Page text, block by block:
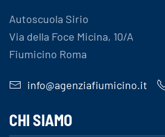
Autoscuola Sirio
Via della Foce Micina, 10/A
Fiumicino Roma
info@agenziafiumicino.it
CHI SIAMO